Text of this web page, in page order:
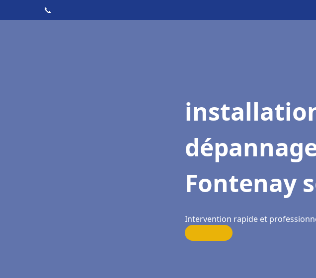
📞
Fontenay
Intervention rapide et